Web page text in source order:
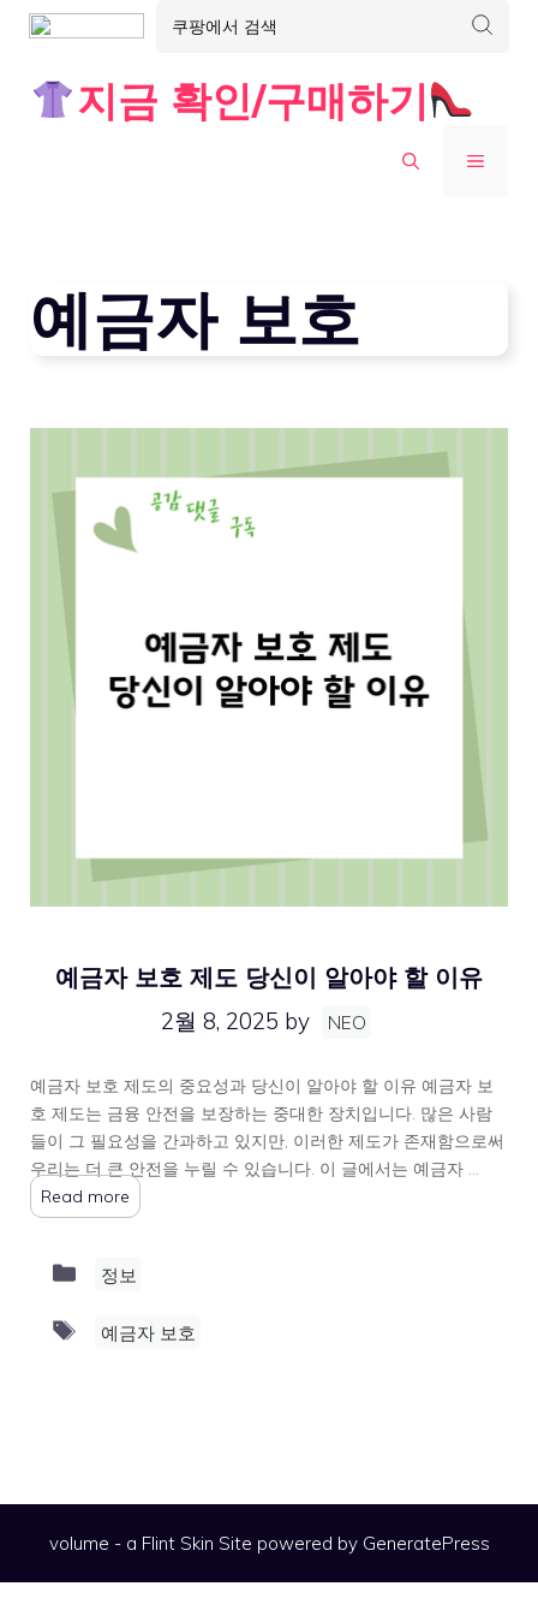
지금 확인/구매하기
MENU
예금자 보호
예금자 보호 제도 당신이 알아야 할 이유
2월 8, 2025 by NEO
예금자 보호 제도의 중요성과 당신이 알아야 할 이유 예금자 보
호 제도는 금융 안전을 보장하는 중대한 장치입니다. 많은 사람
들이 그 필요성을 간과하고 있지만, 이러한 제도가 존재함으로써
우리는 더 큰 안전을 누릴 수 있습니다. 이 글에서는 예금자 …
Read more
Categories
정보
Tags
예금자 보호
volume - a Flint Skin Site powered by GeneratePress